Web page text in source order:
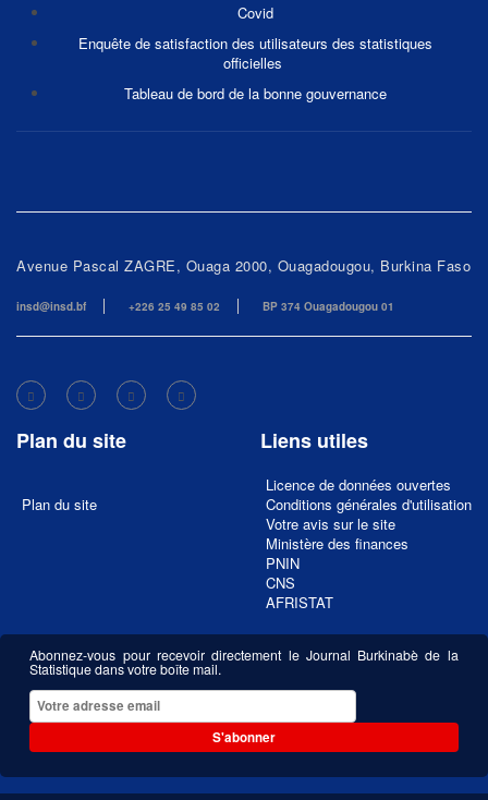
Covid
Enquête de satisfaction des utilisateurs des statistiques
officielles
Tableau de bord de la bonne gouvernance
Avenue Pascal ZAGRE, Ouaga 2000, Ouagadougou, Burkina Faso
insd@insd.bf +226 25 49 85 02 BP 374 Ouagadougou 01
Plan du site
Plan du site
Liens utiles
Licence de données ouvertes
Conditions générales d'utilisation
Votre avis sur le site
Ministère des finances
PNIN
CNS
AFRISTAT
Abonnez-vous pour recevoir directement le Journal Burkinabè de la
Statistique dans votre boîte mail.
S'abonner